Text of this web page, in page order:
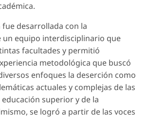
fue desarrollada con la
un equipo interdisciplinario que
facultades y permitió
metodológica que buscó
enfoques la deserción como
actuales y complejas de las
superior y de la
se logró a partir de las voces